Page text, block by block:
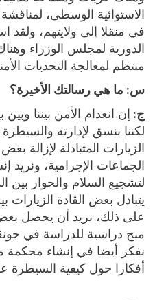
الاستوائية الوسطى،
في منقلا إلى ولايتهم، ولقد
الدورية لمجلس الوزراء
منتظم لمعالجة التحديات
س: ما هي رسالتك الأخيرة؟
ج:
إن انعدام الأمن بيننا
لكننا ننسق لإدارته
الزيارات المتبادلة لإزالة
الجماعات الإجرامية،
لتشجيع السلام والحوار بين
يتبادل بعض القادة الزيارات
على ذلك، نريد أن يحصل
منح دراسية للدراسة في
نفكر أيضا في إنشاء
أفكارا حول كيفية السيطرة